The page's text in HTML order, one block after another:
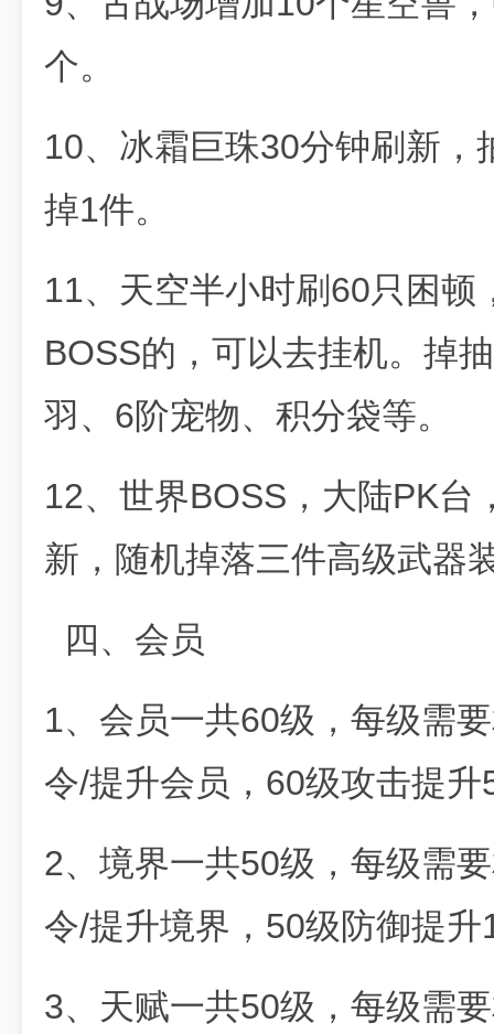
个。
10、冰霜巨珠30分钟刷新
掉1件。
11、天空半小时刷60只困顿
BOSS的，可以去挂机。掉
羽、6阶宠物、积分袋等。
12、世界BOSS，大陆PK台
新，随机掉落三件高级武器
四、会员
1、会员一共60级，每级需
令/提升会员，60级攻击提
2、境界一共50级，每级需
令/提升境界，50级防御提
3、天赋一共50级，每级需